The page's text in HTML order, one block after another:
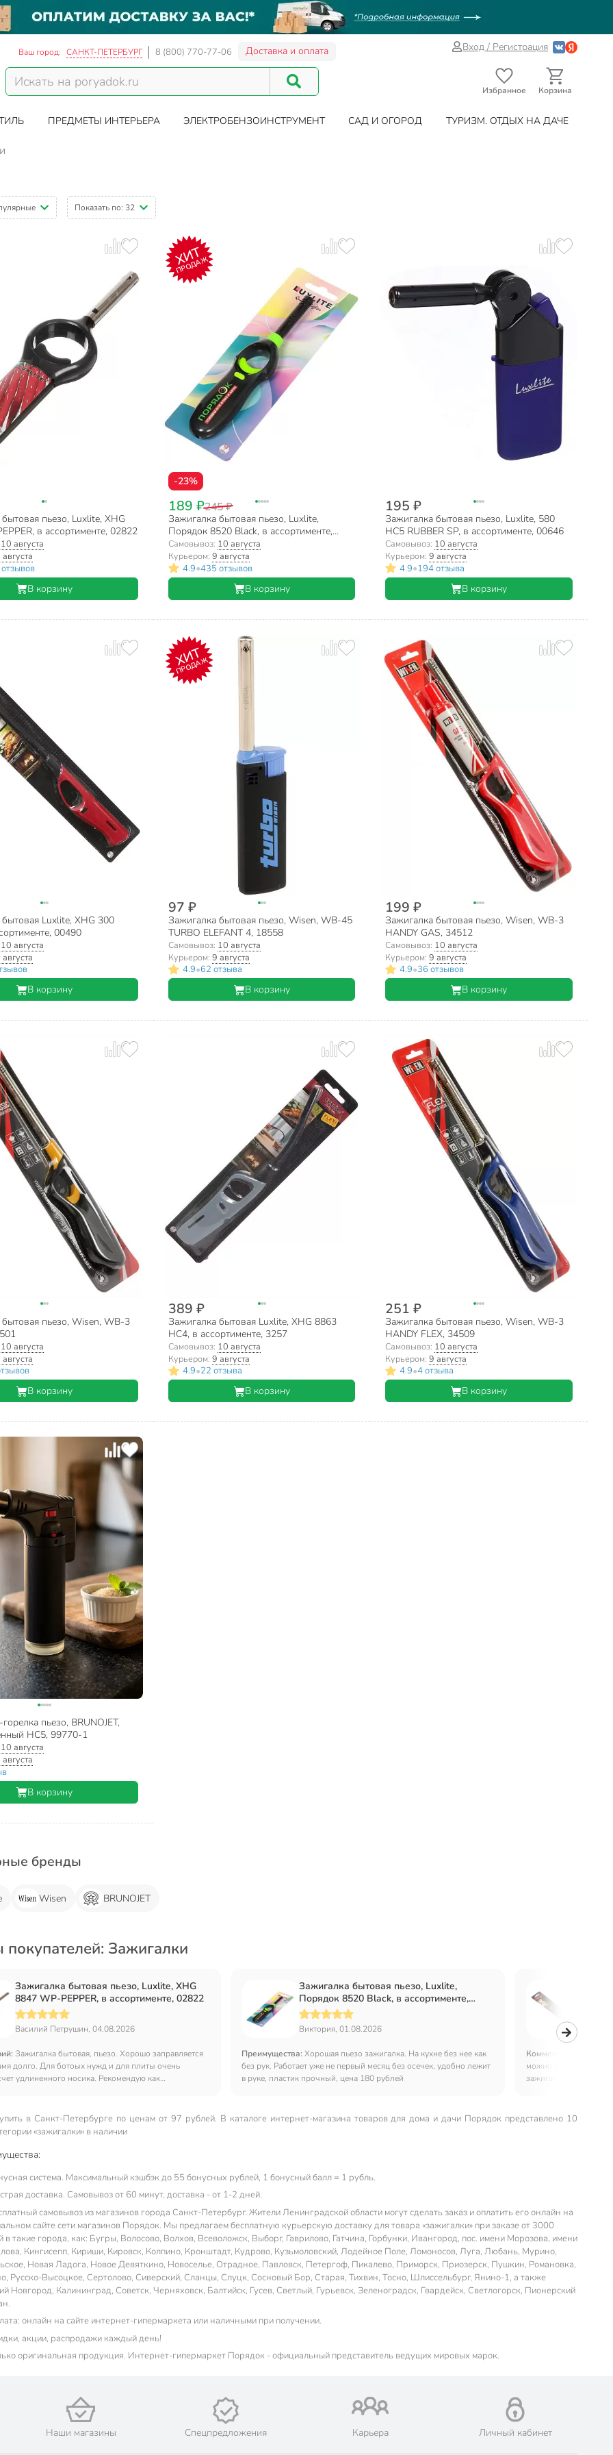
Ваш город: САНКТ-ПЕТЕРБУРГ 8 (800) 770-77-06 Доставка и оплата Вход / Регистрация
Избранное Корзина
ПРЕДМЕТЫ ИНТЕРЬЕРА ЭЛЕКТРОБЕНЗОИНСТРУМЕНТ САД И ОГОРОД ТУРИЗМ. ОТДЫХ НА ДАЧЕ
Показать по: 32
пьезо, Luxlite, XHG
в ассортименте, 02822
10 августа
В корзину
ХИТ
ПРОДАЖ
-23%
189 ₽245 ₽
Зажигалка бытовая пьезо, Luxlite,
Порядок 8520 Black, в ассортименте,
4315
Самовывоз: 10 августа
Курьером: 9 августа
4.9•435 отзывов
В корзину
195 ₽
Зажигалка бытовая пьезо, Luxlite, 580
HC5 RUBBER SP, в ассортименте, 00646
Самовывоз: 10 августа
Курьером:9 августа
4.9•194 отзыва
В корзину
Luxlite, XHG 300
00490
10 августа
В корзину
ХИТ
ПРОДАЖ
97 ₽
Зажигалка бытовая пьезо, Wisen, WB-45
TURBO ELEFANT 4, 18558
Самовывоз: 10 августа
Курьером: 9 августа
4.9•62 отзыва
В корзину
199 ₽
Зажигалка бытовая пьезо, Wisen, WB-3
HANDY GAS, 34512
Самовывоз: 10 августа
Курьером:9 августа
4.9•36 отзывов
В корзину
пьезо, Wisen, WB-3
10 августа
В корзину
389 ₽
Зажигалка бытовая Luxlite, XHG 8863
HC4, в ассортименте, 3257
Самовывоз: 10 августа
Курьером: 9 августа
4.9•22 отзыва
В корзину
251 ₽
Зажигалка бытовая пьезо, Wisen, WB-3
HANDY FLEX, 34509
Самовывоз: 10 августа
Курьером:9 августа
4.9•4 отзыва
В корзину
пьезо, BRUNOJET,
HC5, 99770-1
10 августа
В корзину
бренды
Wisen BRUNOJET
Зажигалки
Зажигалка бытовая пьезо, Luxlite, XHG
8847 WP-PEPPER, в ассортименте, 02822
Василий Петрушин, 04.08.2026
Зажигалка бытовая, пьезо. Хорошо заправляется
долго. Для ботоых нужд и для плиты очень
удлиненного носика. Рекомендую как
Зажигалка бытовая пьезо, Luxlite,
Порядок 8520 Black, в ассортименте,
4315
Виктория, 01.08.2026
Преимущества:Хорошая пьезо зажигалка. На кухне без нее как
без рук. Работает уже не первый месяц без осечек, удобно лежит
в руке, пластик прочный, цена 180 рублей
Комментарий:
можно не переживать
зажигает с первого
в Санкт-Петербургe по ценам от 97 рублей. В каталоге интернет-магазина товаров для дома и дачи Порядок представлено 10
«зажигалки» в наличии
система. Максимальный кэшбэк до 55 бонусных рублей, 1 бонусный балл = 1 рубль.
доставка. Самовывоз от 60 минут, доставка - от 1-2 дней.
самовывоз из магазинов города Санкт-Петербург. Жители Ленинградской области могут сделать заказ и оплатить его онлайн на
сайте сети магазинов Порядок. Мы предлагаем бесплатную курьерскую доставку для товара «зажигалки» при заказе от 3000
в такие города, как: Бугры, Волосово, Волхов, Всеволожск, Выборг, Гаврилово, Гатчина, Горбунки, Ивангород, пос. имени Морозова, имени
Кингисепп, Кириши, Кировск, Колпино, Кронштадт, Кудрово, Кузьмоловский, Лодейное Поле, Ломоносов, Луга, Любань, Мурино,
Новая Ладога, Новое Девяткино, Новоселье, Отрадное, Павловск, Петергоф, Пикалево, Приморск, Приозерск, Пушкин, Романовка,
Русско-Высоцкое, Сертолово, Сиверский, Сланцы, Слуцк, Сосновый Бор, Старая, Тихвин, Тосно, Шлиссельбург, Янино-1, а также
Новгород, Калининград, Советск, Черняховск, Балтийск, Гусев, Светлый, Гурьевск, Зеленоградск, Гвардейск, Светлогорск, Пионерский
онлайн на сайте интернет-гипермаркета или наличными при получении.
акции, распродажи каждый день!
оригинальная продукция. Интернет-гипермаркет Порядок - официальный представитель ведущих мировых марок.
Наши магазины Спецпредложения Карьера Личный кабинет